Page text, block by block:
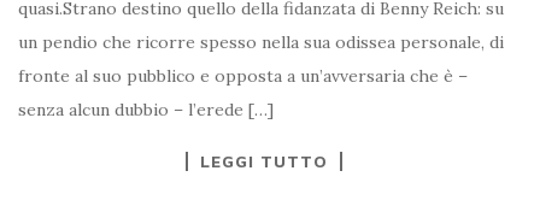
quasi.Strano destino quello della fidanzata di Benny Reich: su
un pendio che ricorre spesso nella sua odissea personale, di
fronte al suo pubblico e opposta a un’avversaria che è –
senza alcun dubbio – l’erede […]
LEGGI TUTTO